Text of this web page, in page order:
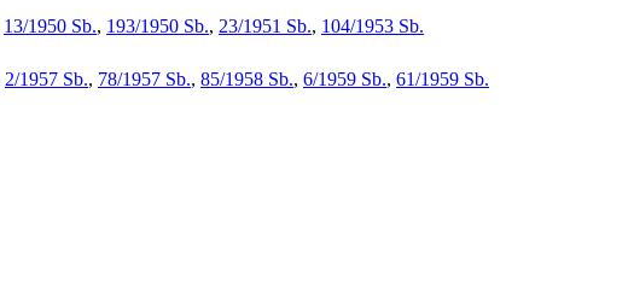
13/1950 Sb., 193/1950 Sb., 23/1951 Sb., 104/1953 Sb.
2/1957 Sb., 78/1957 Sb., 85/1958 Sb., 6/1959 Sb., 61/1959 Sb.